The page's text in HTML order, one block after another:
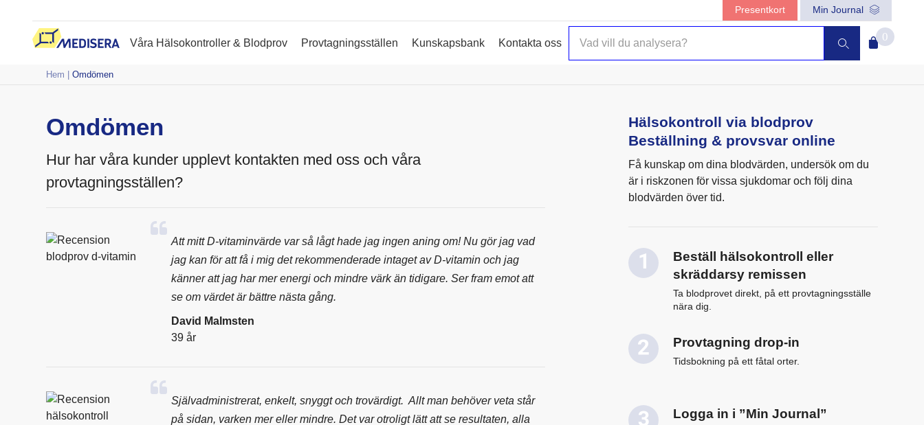
Presentkort Min Journal
Våra Hälsokontroller & Blodprov Provtagningsställen Kunskapsbank Kontakta oss 0
Hem |Omdömen
Omdömen
Hur har våra kunder upplevt kontakten med oss och våra
provtagningsställen?
Att mitt D-vitaminvärde var så lågt hade jag ingen aning om! Nu gör jag vad
jag kan för att få i mig det rekommenderade intaget av D-vitamin och jag
känner att jag har mer energi och mindre värk än tidigare. Ser fram emot att
se om värdet är bättre nästa gång.
David Malmsten
39 år
Självadministrerat, enkelt, snyggt och trovärdigt. Allt man behöver veta står
på sidan, varken mer eller mindre. Det var otroligt lätt att se resultaten, alla
Hälsokontroll via blodprov
Beställning & provsvar online
Få kunskap om dina blodvärden, undersök om du
är i riskzonen för vissa sjukdomar och följ dina
blodvärden över tid.
Beställ hälsokontroll eller
skräddarsy remissen
Ta blodprovet direkt, på ett provtagningsställe
nära dig.
Provtagning drop-in
Tidsbokning på ett fåtal orter.
Logga in i ”Min Journal”